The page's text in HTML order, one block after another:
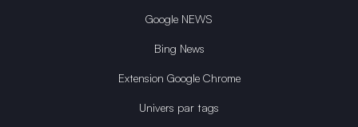
Google NEWS
Bing News
Extension Google Chrome
Univers par tags